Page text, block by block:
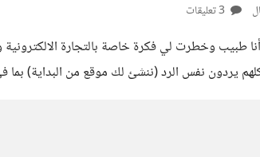
طبيب وخطرت لي فكرة خاصة بالتجارة
يردون نفس الرد (ننشئ لك موقع من البداية)